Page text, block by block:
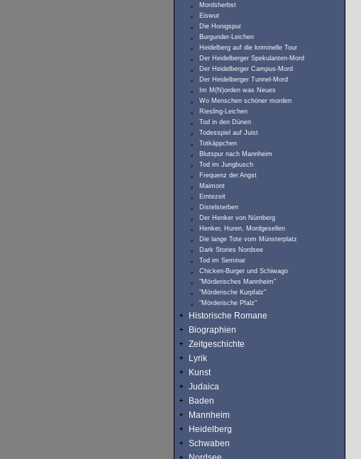
Mordsherbst
Eiswut
Die Honigspur
Burgunder-Leichen
Heidelberg auf die kriminelle Tour
Der Heidelberger Spekulanten-Mord
Der Heidelberger Campus-Mord
Der Heidelberger Tunnel-Mord
Im M(N)orden was Neues
Wo Menschen schöner morden
Riesling-Leichen
Tod in den Dünen
Todesspiel auf Juist
Totkäppchen
Blutspur nach Mannheim
Tod im Jungbusch
Frequenz der Angst
Maimont
Erntezeit
Distelsterben
Der Henker von Nürnberg
Henker, Huren, Mordgesellen
Die lange Tote vom Münsterplatz
Dark Stories Nordsee
Tod im Seminar
Chicken-Burger und Schiwago
"Mörderisches Mannheim"
"Mörderische Kurpfalz"
"Mörderische Pfalz"
Historische Romane
Biographien
Zeitgeschichte
Lyrik
Kunst
Judaica
Baden
Mannheim
Heidelberg
Schwaben